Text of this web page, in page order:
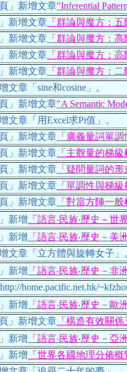
」新增文章"Inferential
新增文章「群論與魔方：
新增文章「群論與魔方：
新增文章「群論與魔方：
新增文章「群論與魔方：
文章「sine和cosine」。
」新增文章"A Semantic
文章「用Excel求Pi值」。
」新增文章「廣義量詞單
」新增文章「主觀量的梯級
」新增文章「疑問量詞的
」新增文章「單調性與梯級
」新增文章「對當方陣一
新增「語言‧民族‧歷史－世
新增「語言‧民族‧歷史－美
文章「立方體與旋轉女子」
新增「語言‧民族‧歷史－非
home.pacific.net.hk/
新增「語言‧民族‧歷史－歐
」新增文章「構造有效關
新增「語言‧民族‧歷史－亞
新增「世界各國地理分佈概